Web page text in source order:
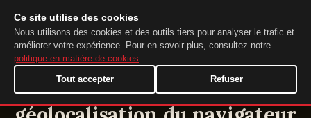
DuckTip.com
Comment activer la
Ce site utilise des cookies
Nous utilisons des cookies et des outils tiers pour analyser le trafic et
améliorer votre expérience. Pour en savoir plus, consultez notre
politique en matière de cookies.
Tout accepter
Refuser